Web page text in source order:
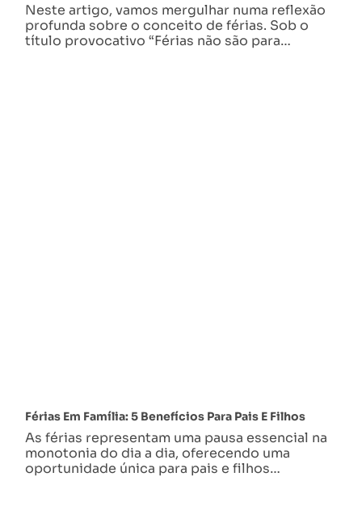
Neste artigo, vamos mergulhar numa reflexão
profunda sobre o conceito de férias. Sob o
título provocativo “Férias não são para…
Férias Em Família: 5 Benefícios Para Pais E Filhos
As férias representam uma pausa essencial na
monotonia do dia a dia, oferecendo uma
oportunidade única para pais e filhos…